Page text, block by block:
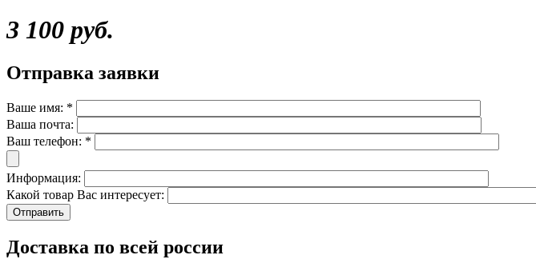
3 100 руб.
Отправка заявки
Ваше имя: *
Ваша почта:
Ваш телефон: *
Информация:
Какой товар Вас интересует:
Доставка по всей россии